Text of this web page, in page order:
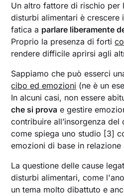
Un altro fattore di rischio per
disturbi alimentari è crescere
fatica a parlare liberamente
Proprio la presenza di forti
rendere difficile aprirsi agli
Sappiamo che può esserci
cibo ed emozioni (ne è un
In alcuni casi, non essere
che si prova e gestire
contribuire all’insorgenza del
come spiega uno studio [3]
emozioni di base in
La questione delle cause
disturbi alimentari, come
un tema molto dibattuto e